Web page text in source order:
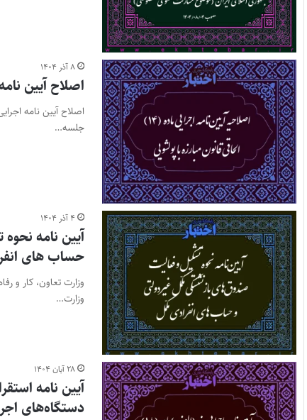
۸ آذر ۱۴۰۴
اصلاح آیین نامه اجرایی ماده
جلسه…
۴ آذر ۱۴۰۴
آیین نامه
حساب های
وزارت تعاون، کار و
وزارت…
۲۸ آبان ۱۴۰۴
آیین نامه
دستگاه‌های